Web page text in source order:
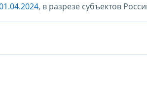
, в разрезе субъектов